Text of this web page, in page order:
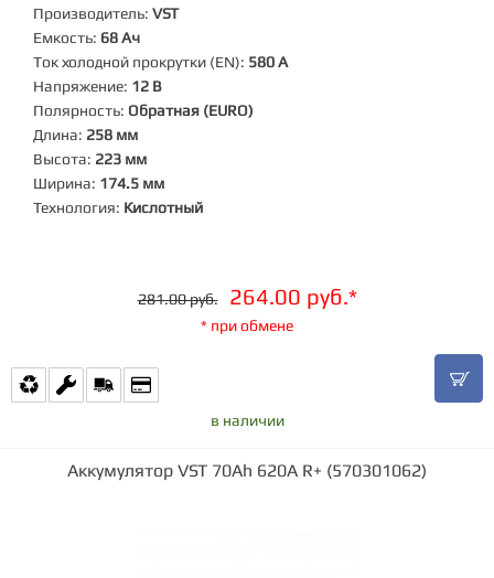
Производитель: VST
Емкость: 68 Ач
Ток холодной прокрутки (EN): 580 А
Напряжение: 12 В
Полярность: Обратная (EURO)
Длина: 258 мм
Высота: 223 мм
Ширина: 174.5 мм
Технология: Кислотный
281.00 руб. 264.00 руб.*
* при обмене
в наличии
Аккумулятор VST 70Ah 620A R+ (570301062)